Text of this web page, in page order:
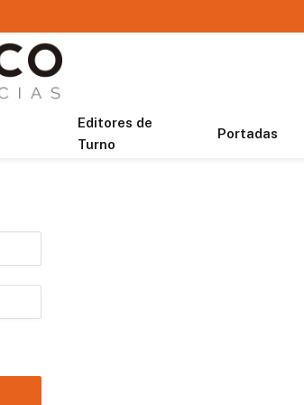
Editores de
Turno
Portadas